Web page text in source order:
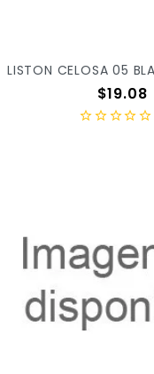
Precio
$19.08